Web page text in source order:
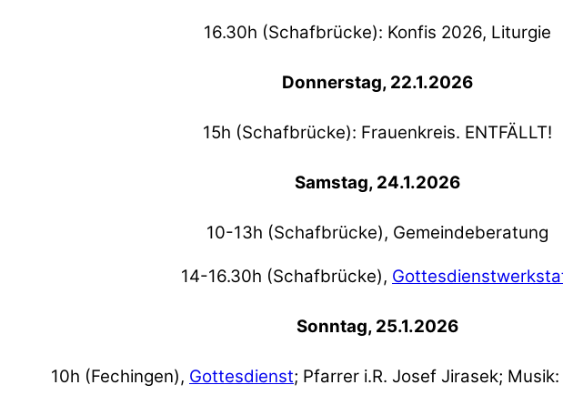
16.30h (Schafbrücke): Konfis 2026, Liturgie
Donnerstag, 22.1.2026
15h (Schafbrücke): Frauenkreis. ENTFÄLLT!
Samstag, 24.1.2026
10-13h (Schafbrücke), Gemeindeberatung
14-16.30h (Schafbrücke),
Sonntag, 25.1.2026
10h (Fechingen), Gottesdienst; Pfarrer i.R. Josef Jirasek;